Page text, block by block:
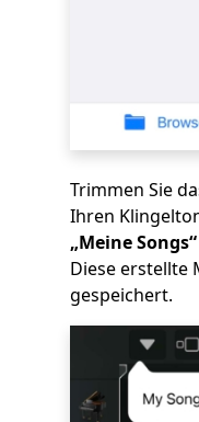
Trimmen Sie
Ihren
„Meine Songs“
Diese erstellte
gespeichert.